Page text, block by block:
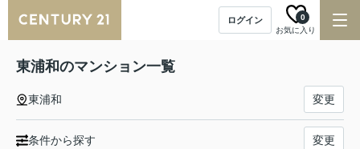
ログイン
お気に入り
0
東浦和のマンション一覧
東浦和 変更
条件から探す 変更